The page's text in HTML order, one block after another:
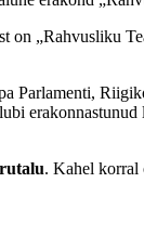
on „Rahvusliku
Parlamenti,
. Kahel